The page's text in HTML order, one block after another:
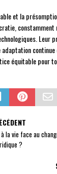
et la
constamment
Leur
équitable pour
la vie face au
?